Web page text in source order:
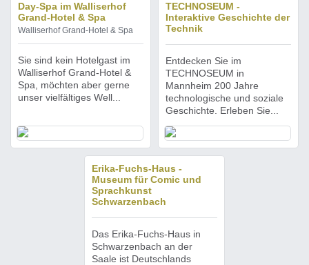
Day-Spa im Walliserhof
Grand-Hotel & Spa
Walliserhof Grand-Hotel & Spa
Sie sind kein Hotelgast im
Walliserhof Grand-Hotel &
Spa, möchten aber gerne
unser vielfältiges Well...
TECHNOSEUM -
Interaktive Geschichte der
Technik
Entdecken Sie im
TECHNOSEUM in
Mannheim 200 Jahre
technologische und soziale
Geschichte. Erleben Sie...
Erika-Fuchs-Haus -
Museum für Comic und
Sprachkunst
Schwarzenbach
Das Erika-Fuchs-Haus in
Schwarzenbach an der
Saale ist Deutschlands